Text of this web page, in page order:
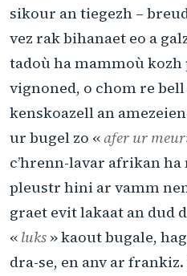
sikour an tiegezh –
vez rak bihanaet eo a
tadoù ha mammoù kozh
vignoned, o chom re bell
kenskoazell an
ur bugel zo «afer ur
c’hrenn-lavar afrikan ha
pleustr hini ar vamm
graet evit lakaat an dud
« luks » kaout bugale,
dra-se, en anv ar